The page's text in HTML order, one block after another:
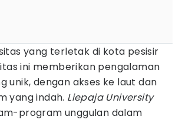
yang terletak di kota pesisir
ini memberikan pengalaman
unik, dengan akses ke laut dan
yang indah. Liepaja University
program unggulan dalam